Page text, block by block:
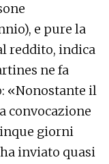
e pure la
reddito, indica
ne fa
«Nonostante il
convocazione
giorni
inviato quasi